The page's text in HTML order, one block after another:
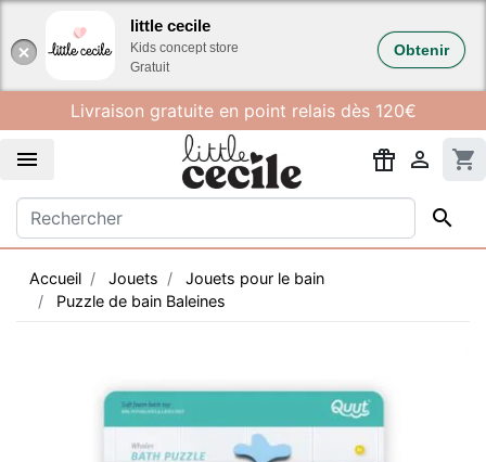
little cecile
Kids concept store
Gratuit
Obtenir
Livraison gratuite en point relais dès 120€
  shopping_cart

Accueil Jouets
Jouets pour le bain
Puzzle de bain Baleines